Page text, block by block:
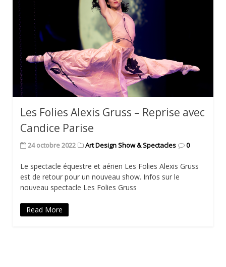
Les Folies Alexis Gruss – Reprise avec
Candice Parise
24 octobre 2022 Art Design Show & Spectacles 0
Le spectacle équestre et aérien Les Folies Alexis Gruss
est de retour pour un nouveau show. Infos sur le
nouveau spectacle Les Folies Gruss
Read More